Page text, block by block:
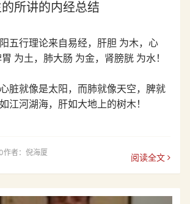
所讲的内经总结
五行理论来自易经，肝胆 为木，心
为土，肺大肠 为金，肾膀胱 为水！
脏就像是太阳，而肺就像天空，脾就
江河湖海，肝如大地上的树木！
作者：倪海厦 阅读全文